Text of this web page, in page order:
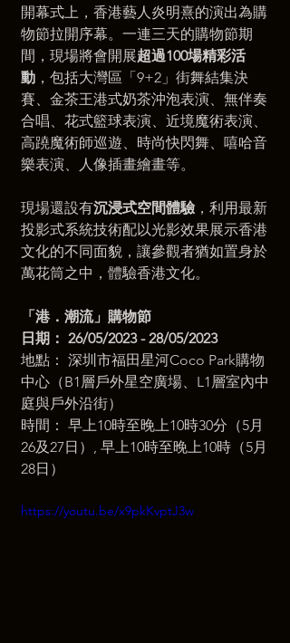
開幕式上，香港藝人炎明熹的演出為購
物節拉開序幕。一連三天的購物節期
間，現場將會開展超過100場精彩活
動 ，包括大灣區「9+2」街舞結集決
賽、金茶王港式奶茶沖泡表演、無伴奏
合唱、花式籃球表演、近境魔術表演、
高蹺魔術師巡遊、時尚快閃舞、嘻哈音
樂表演、人像插畫繪畫等。
現場還設有沉浸式空間體驗 ，利用最新
投影式系統技術配以光影效果展示香港
文化的不同面貌，讓參觀者猶如置身於
萬花筒之中，體驗香港文化。
「港．潮流」購物節
日期： 26/05/2023 - 28/05/2023
地點： 深圳市福田星河Coco Park購物
中心（B1層戶外星空廣場、L1層室內中
庭與戶外沿街）
時間： 早上10時至晚上10時30分（5月
26及27日）, 早上10時至晚上10時（5月
28日）
https://youtu.be/x9pkKvptJ3w